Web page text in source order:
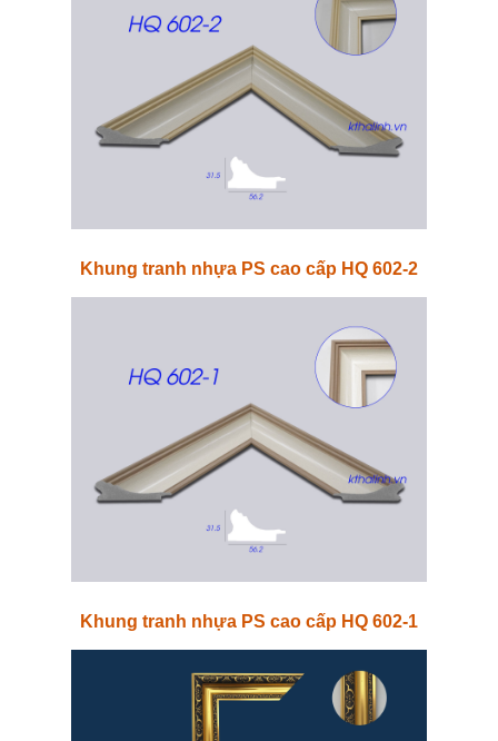
Khung tranh nhựa PS cao cấp HQ 602-2
Khung tranh nhựa PS cao cấp HQ 602-1